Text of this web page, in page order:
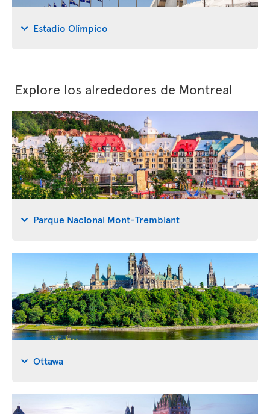
Estadio Olímpico
Explore los alrededores de Montreal
Parque Nacional Mont-Tremblant
Ottawa